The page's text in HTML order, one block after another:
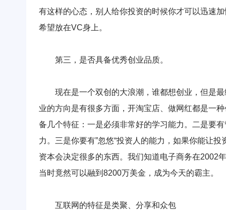
有这样的心态，别人给你投资的时候你才可以迅速
希望放在VC身上。
第三，是否具备优秀创业品质。
现在是一个双创的大浪潮，谁都想创业，但是最
业的方向是有很多方面，开淘宝店、做网红都是一
备几个特征：一是必须非常好的学习能力。二是要
力。三是你要有”忽悠“投资人的能力，如果你能让
资本会决定很多的东西。我们知道电子商务在2002
当时竟然可以融到8200万美金，成为今天的霸主。
互联网的特征是类聚、分享和众包